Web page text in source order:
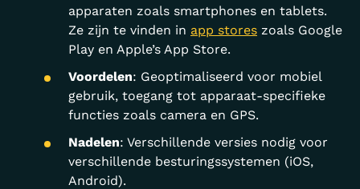
apparaten zoals smartphones en tablets.
Ze zijn te vinden in app stores zoals Google
Play en Apple’s App Store.
Voordelen: Geoptimaliseerd voor mobiel
gebruik, toegang tot apparaat-specifieke
functies zoals camera en GPS.
Nadelen: Verschillende versies nodig voor
verschillende besturingssystemen (iOS,
Android).